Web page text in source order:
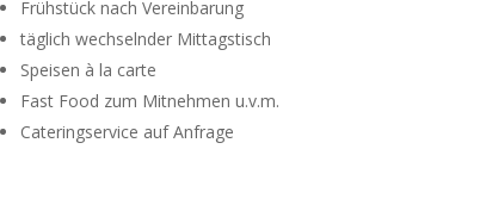
Frühstück nach Vereinbarung
täglich wechselnder Mittagstisch
Speisen à la carte
Fast Food zum Mitnehmen u.v.m.
Cateringservice auf Anfrage